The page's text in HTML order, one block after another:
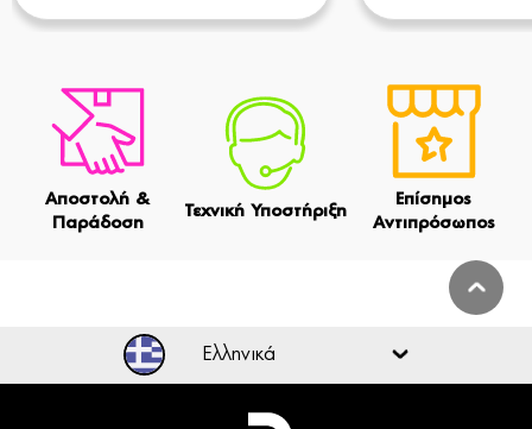
Αποστολή &
Παράδοση
Τεχνική Υποστήριξη
Επίσημος
Αντιπρόσωπος
Ελληνικά
Ελληνικά